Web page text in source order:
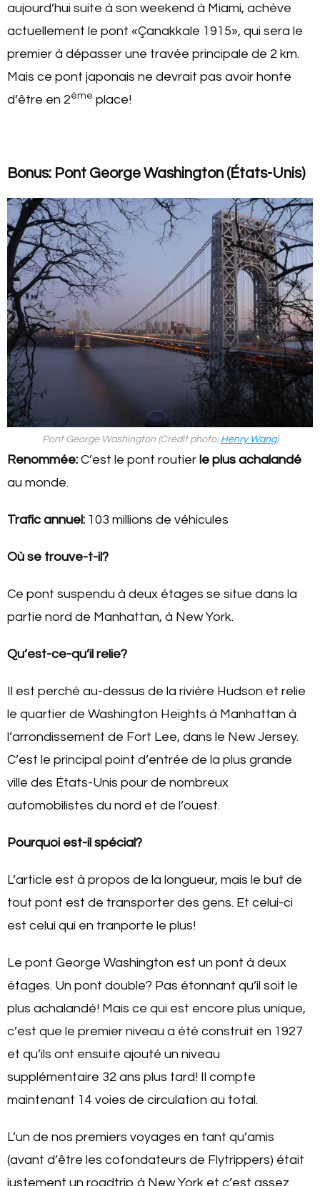
aujourd’hui suite à son weekend à Miami, achève
actuellement le pont «Çanakkale 1915», qui sera le
premier à dépasser une travée principale de 2 km.
Mais ce pont japonais ne devrait pas avoir honte
d’être en 2ème place!
Bonus: Pont George Washington (États-Unis)
Pont George Washington (Crédit photo: Henry Wang)
Renommée: C’est le pont routier le plus achalandé
au monde.
Trafic annuel: 103 millions de véhicules
Où se trouve-t-il?
Ce pont suspendu à deux étages se situe dans la
partie nord de Manhattan, à New York.
Qu’est-ce-qu’il relie?
Il est perché au-dessus de la rivière Hudson et relie
le quartier de Washington Heights à Manhattan à
l’arrondissement de Fort Lee, dans le New Jersey.
C’est le principal point d’entrée de la plus grande
ville des États-Unis pour de nombreux
automobilistes du nord et de l’ouest.
Pourquoi est-il spécial?
L’article est à propos de la longueur, mais le but de
tout pont est de transporter des gens. Et celui-ci
est celui qui en tranporte le plus!
Le pont George Washington est un pont à deux
étages. Un pont double? Pas étonnant qu’il soit le
plus achalandé! Mais ce qui est encore plus unique,
c’est que le premier niveau a été construit en 1927
et qu’ils ont ensuite ajouté un niveau
supplémentaire 32 ans plus tard! Il compte
maintenant 14 voies de circulation au total.
L’un de nos premiers voyages en tant qu’amis
(avant d’être les cofondateurs de Flytrippers) était
justement un roadtrip à New York et c’est assez